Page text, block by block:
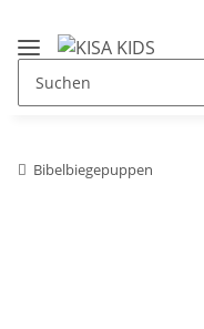
Bibelbiegepuppen